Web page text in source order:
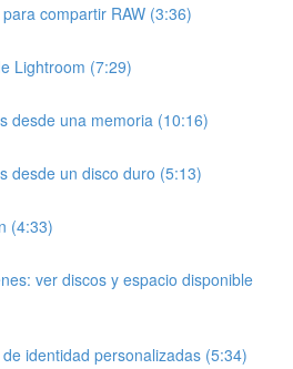
compartir RAW (3:36)
Lightroom (7:29)
desde una memoria (10:16)
desde un disco duro (5:13)
(4:33)
ver discos y espacio disponible
identidad personalizadas (5:34)